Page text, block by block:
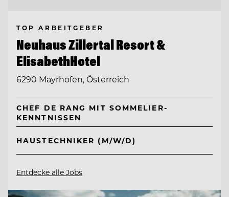
TOP ARBEITGEBER
Neuhaus Zillertal Resort &
ElisabethHotel
6290 Mayrhofen, Österreich
CHEF DE RANG MIT SOMMELIER-
KENNTNISSEN
HAUSTECHNIKER (M/W/D)
Entdecke alle Jobs